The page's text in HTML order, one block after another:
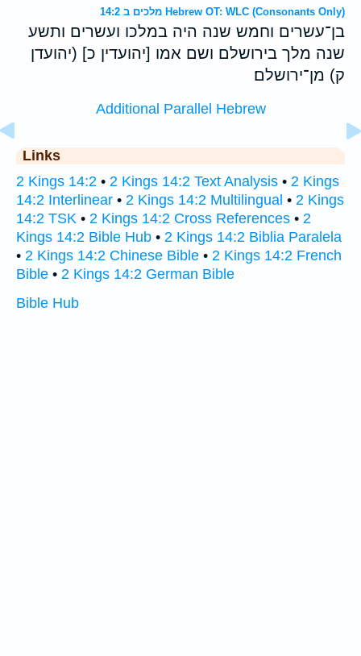
מלכים ב 14:2 Hebrew OT: WLC (Consonants Only)
בן־עשרים וחמש שנה היה במלכו ועשרים ותשע
שנה מלך בירושלם ושם אמו [יהועדין כ] (יהועדן
ק) מן־ירושלם׃
Additional Parallel Hebrew
Links
2 Kings 14:2 • 2 Kings 14:2 Text Analysis • 2 Kings
14:2 Interlinear • 2 Kings 14:2 Multilingual • 2 Kings
14:2 TSK • 2 Kings 14:2 Cross References • 2
Kings 14:2 Bible Hub • 2 Kings 14:2 Biblia Paralela
• 2 Kings 14:2 Chinese Bible • 2 Kings 14:2 French
Bible • 2 Kings 14:2 German Bible
Bible Hub